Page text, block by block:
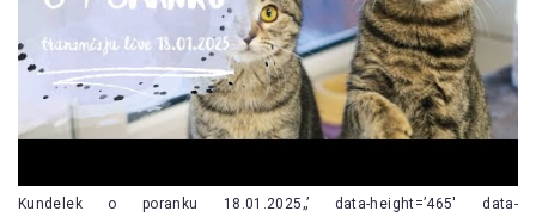
Kundelek o poranku 18.01.2025„’ data-height=’465′ data-